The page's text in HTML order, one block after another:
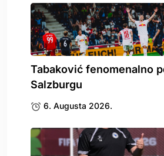
Tabaković fenomenalno
Salzburgu
6. Augusta 2026.